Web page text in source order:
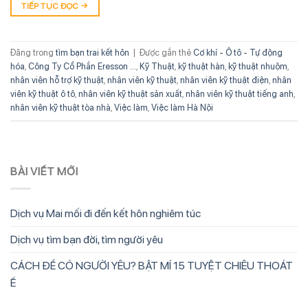
TIẾP TỤC ĐỌC →
Đăng trong tìm bạn trai kết hôn Được gắn thẻ Cơ khí - Ô tô - Tự động
hóa, Công Ty Cổ Phần Eresson ..., Kỹ Thuật, kỹ thuật hàn, kỹ thuật nhuộm,
nhân viên hỗ trợ kỹ thuật, nhân viên kỹ thuật, nhân viên kỹ thuật điện, nhân
viên kỹ thuật ô tô, nhân viên kỹ thuật sản xuất, nhân viên kỹ thuật tiếng anh,
nhân viên kỹ thuật tòa nhà, Việc làm, Việc làm Hà Nội
BÀI VIẾT MỚI
Dịch vụ Mai mối đi đến kết hôn nghiêm túc
Dịch vụ tìm bạn đời, tìm người yêu
CÁCH ĐỂ CÓ NGƯỜI YÊU? BẬT MÍ 15 TUYỆT CHIÊU THOÁT
Ế